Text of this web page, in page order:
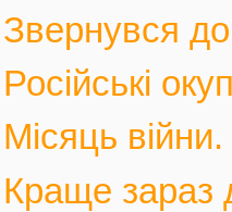
Звернувся
Російські
Місяць
Краще зараз